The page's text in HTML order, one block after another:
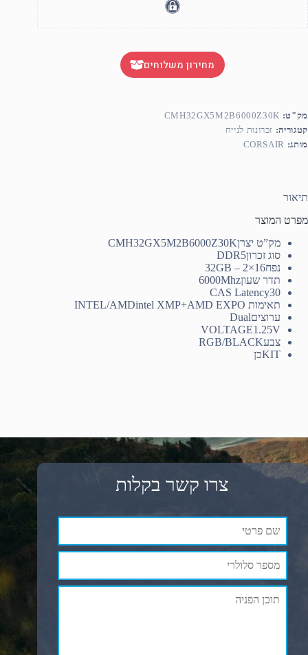
מחירון משלוחים
מק"ט: CMH32GX5M2B6000Z30K
קטגוריה: זכרונות לנייח
מותג: CORSAIR
תיאור
מפרט המוצר
מק”ט יצרןCMH32GX5M2B6000Z30K
סוג זכרוןDDR5
נפח32GB – 2×16
תדר שעון6000Mhz
CAS Latency30
תאימות INTEL/AMD intel XMP+AMD EXPO
ערוציםDual
VOLTAGE1.25V
צבעRGB/BLACK
KITכן
צרו קשר בקלות